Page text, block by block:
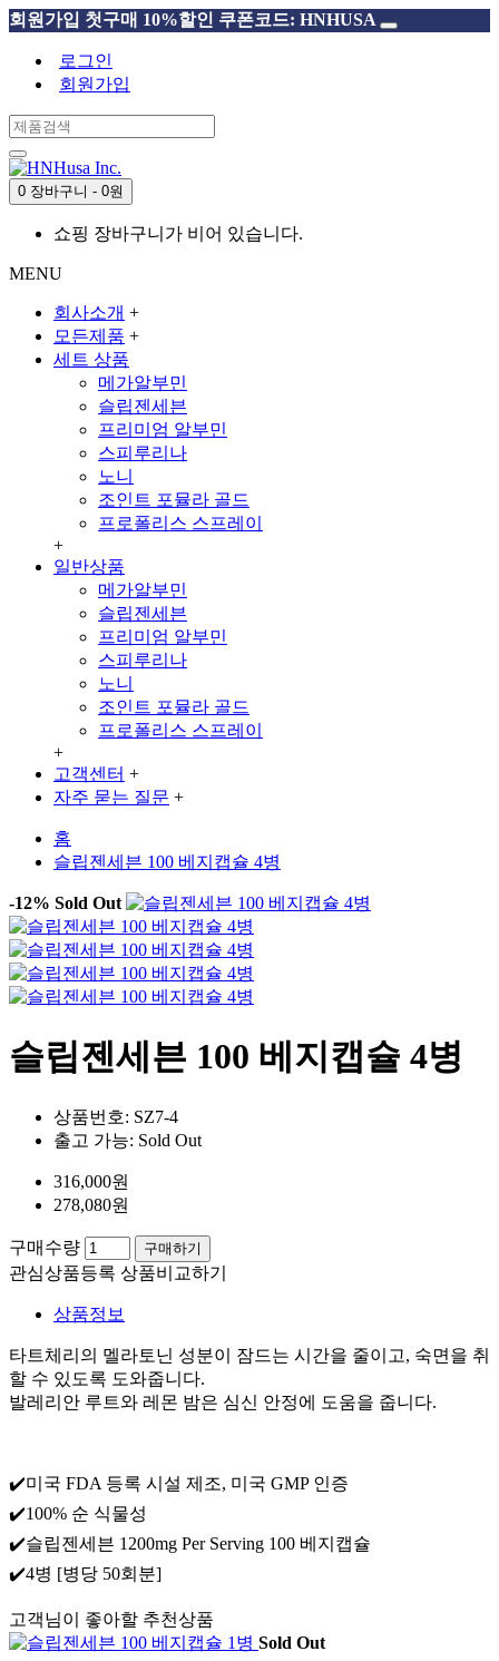
회원가입 첫구매 10%할인 쿠폰코드: HNHUSA
로그인
회원가입
0 장바구니 - 0원
쇼핑 장바구니가 비어 있습니다.
MENU
회사소개 +
모든제품 +
세트 상품
메가알부민
슬립젠세븐
프리미엄 알부민
스피루리나
노니
조인트 포뮬라 골드
프로폴리스 스프레이
+
일반상품
메가알부민
슬립젠세븐
프리미엄 알부민
스피루리나
노니
조인트 포뮬라 골드
프로폴리스 스프레이
+
고객센터 +
자주 묻는 질문 +
홈
슬립젠세븐 100 베지캡슐 4병
-12% Sold Out
슬립젠세븐 100 베지캡슐 4병
상품번호: SZ7-4
출고 가능: Sold Out
316,000원
278,080원
구매수량 구매하기
관심상품등록 상품비교하기
상품정보
타트체리의 멜라토닌 성분이 잠드는 시간을 줄이고, 숙면을 취
할 수 있도록 도와줍니다.
발레리안 루트와 레몬 밤은 심신 안정에 도움을 줍니다.
✔️미국 FDA 등록 시설 제조, 미국 GMP 인증
✔️100% 순 식물성
✔️슬립젠세븐 1200mg Per Serving 100 베지캡슐
✔️4병 [병당 50회분]
고객님이 좋아할 추천상품
Sold Out